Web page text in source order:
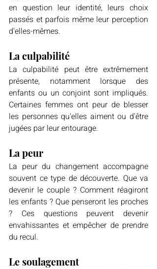
en question leur identité, leurs choix
passés et parfois même leur perception
d'elles-mêmes.
La culpabilité
La culpabilité peut être extrêmement
présente, notamment lorsque des
enfants ou un conjoint sont impliqués.
Certaines femmes ont peur de blesser
les personnes qu'elles aiment ou d'être
jugées par leur entourage.
La peur
La peur du changement accompagne
souvent ce type de découverte. Que va
devenir le couple ? Comment réagiront
les enfants ? Que penseront les proches
? Ces questions peuvent devenir
envahissantes et empêcher de prendre
du recul.
Le soulagement